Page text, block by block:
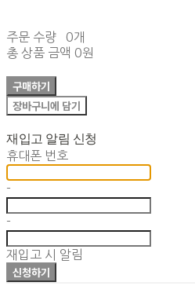
주문 수량
0개
총 상품 금액 0원
구매하기
장바구니에 담기
재입고 알림 신청
휴대폰 번호
-
-
재입고 시 알림
신청하기